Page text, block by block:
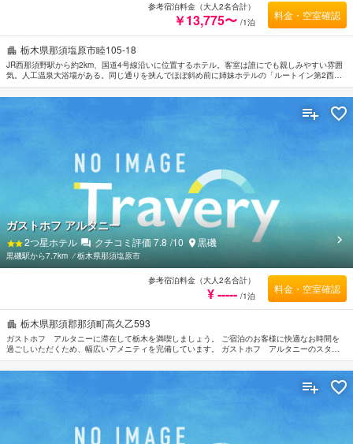
栃木県那須塩原市睦105-18
JR西那須野駅から約2km、国道4号線沿いに位置するホテル。客室は誰にでも親しみやすい雰囲
気。人工温泉大浴場がある。同じ通りを挟んでほぼ斜め前に姉妹ホテルの「ルートイン第2西那
須野」がある。
参考宿泊料金（大人2名合計）
￥13,775〜 /1泊
料金・空室確認
栃木県那須郡那須町高久乙593
ガストホフ アルタニーに滞在して栃木を満喫しましょう。 ご宿泊のお客様に快適なお時間を
過ごしいただくため、幅広いアメニティを完備しています。 ガストホフ アルタニーのスタッ
フがおもてなしの心を持って丁寧にご対応します。 ごゆっくりとお休みいただけるよう客室は
落ち着いた内装と和やかな空間に仕上がっており、ルームタイプによりエアコン, 暖房, モーニン
グコール, 書斎デスク, 電話が備えられています。 ホットタブ, ガーデンなどのリラクゼーション
施設をご満喫ください。 栃木を訪れる際には、 ガストホフ アルタニーで素敵なお時間をお過
ガストホフ アルタニー
2つ星ホテル クチコミ評価7.8 /10 黒磯
黒磯駅から7.7km ⁄栃木県那須塩原市
参考宿泊料金（大人2名合計）
¥ ----- /1泊
料金・空室確認